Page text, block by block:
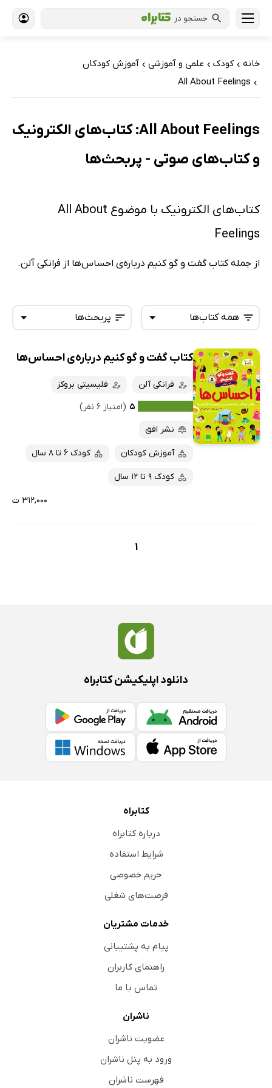
جستجو در
خانه › کودک › علمی و آموزشی › آموزش کودکان
›
All About Feelings
All About Feelings: کتاب‌های الکترونیک
و کتاب‌های صوتی - پربحث‌ها
کتاب‌های الکترونیک با موضوع All About
Feelings
از جمله کتاب گفت و گو کنیم درباره‌ی احساس‌ها از فرانکی آلن.
پربحث‌ها
تازه‌ها
داغ‌ترین‌ها
پرفروش‌ها
ارزان ترین‌ها
همه کتاب‌ها
همه کتاب‌ها
کتاب‌های صوتی
کتاب‌های متنی
کتاب گفت و گو کنیم درباره‌ی احساس‌ها
فرانکی آلن
فلیسیتی بروکز
۵ (امتیاز ۶ نفر)
نشر افق
آموزش کودکان کودک 6 تا 8 سال
کودک 9 تا 12 سال
۳۱۲,۰۰۰ ت
1
دانلود اپلیکیشن کتابراه
کتابراه
درباره کتابراه
شرایط استفاده
حریم خصوصی
فرصت‌های شغلی
خدمات مشتریان
پیام به پشتیبانی
راهنمای کاربران
تماس با ما
ناشران
عضویت ناشران
ورود به پنل ناشران
فهرست ناشران